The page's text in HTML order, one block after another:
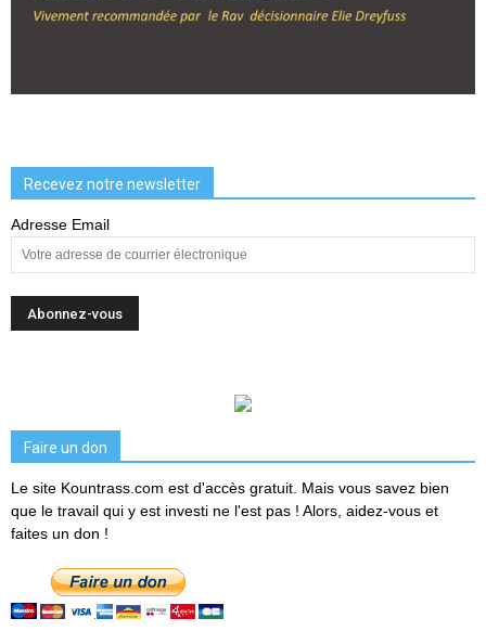
Recevez notre newsletter
Adresse Email
Faire un don
Le site Kountrass.com est d'accès gratuit. Mais vous savez bien
que le travail qui y est investi ne l'est pas ! Alors, aidez-vous et
faites un don !